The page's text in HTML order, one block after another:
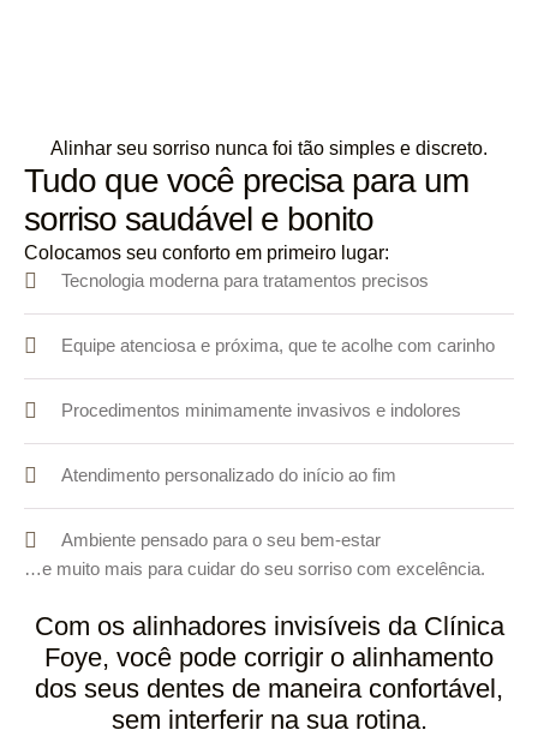
Alinhar seu sorriso nunca foi tão simples e discreto.
Tudo que você precisa para um
sorriso saudável e bonito
Colocamos seu conforto em primeiro lugar:
Tecnologia moderna para tratamentos precisos
Equipe atenciosa e próxima, que te acolhe com carinho
Procedimentos minimamente invasivos e indolores
Atendimento personalizado do início ao fim
Ambiente pensado para o seu bem-estar
…e muito mais para cuidar do seu sorriso com excelência.
Com os alinhadores invisíveis da Clínica
Foye, você pode corrigir o alinhamento
dos seus dentes de maneira confortável,
sem interferir na sua rotina.